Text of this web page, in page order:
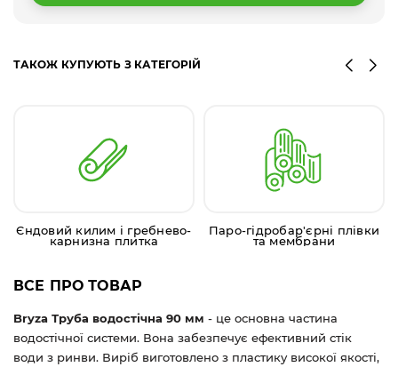
ТАКОЖ КУПУЮТЬ З КАТЕГОРІЙ
Єндовий килим і гребнево-
карнизна плитка
Паро-гідробар'єрні плівки
та мембрани
ВСЕ ПРО ТОВАР
Bryza Труба водостічна 90 мм - це основна частина
водостічної системи. Вона забезпечує ефективний стік
води з ринви. Виріб виготовлено з пластику високої якості,